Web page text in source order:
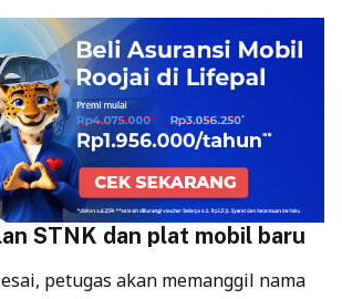
STNK dan plat mobil baru
petugas akan memanggil nama